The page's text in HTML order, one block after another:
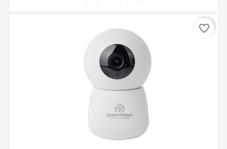
movimiento...
favorite_border